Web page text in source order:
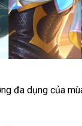
đa dụng của